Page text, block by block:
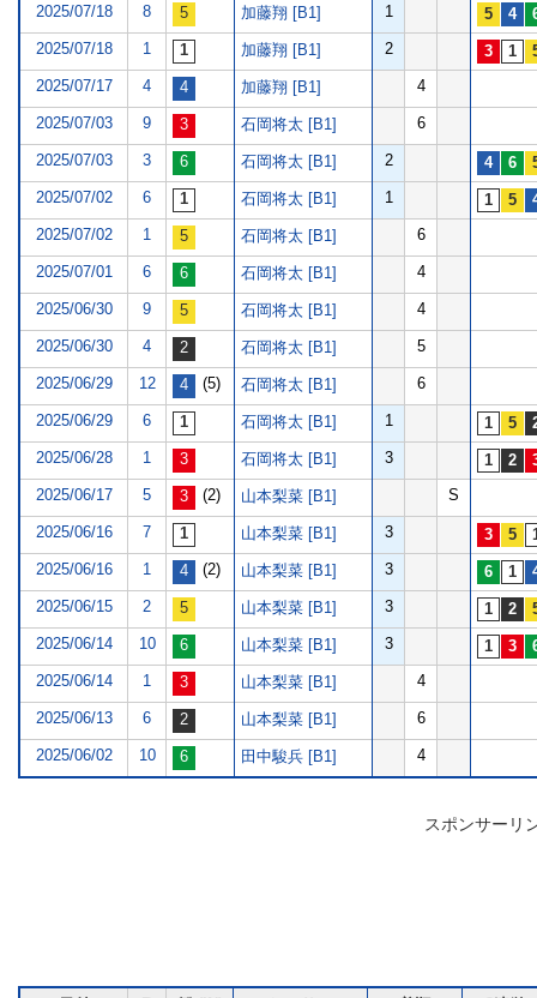
2025/07/18 8 加藤翔 [B1] 1
2025/07/18 1 加藤翔 [B1] 2
2025/07/17 4 加藤翔 [B1] 4
2025/07/03 9 石岡将太 [B1] 6
2025/07/03 3 石岡将太 [B1] 2
2025/07/02 6 石岡将太 [B1] 1
2025/07/02 1 石岡将太 [B1] 6
2025/07/01 6 石岡将太 [B1] 4
2025/06/30 9 石岡将太 [B1] 4
2025/06/30 4 石岡将太 [B1] 5
2025/06/29 12 (5) 石岡将太 [B1] 6
2025/06/29 6 石岡将太 [B1] 1
2025/06/28 1 石岡将太 [B1] 3
2025/06/17 5 (2) 山本梨菜 [B1] S
2025/06/16 7 山本梨菜 [B1] 3
2025/06/16 1 (2) 山本梨菜 [B1] 3
2025/06/15 2 山本梨菜 [B1] 3
2025/06/14 10 山本梨菜 [B1] 3
2025/06/14 1 山本梨菜 [B1] 4
2025/06/13 6 山本梨菜 [B1] 6
2025/06/02 10 田中駿兵 [B1] 4
スポンサーリ